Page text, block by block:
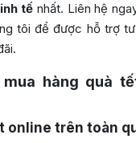
tế nhất. Liên hệ
tôi để được hỗ trợ
hàng quà
online trên toàn